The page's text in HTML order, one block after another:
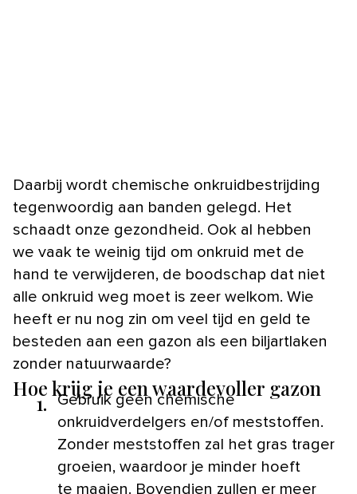
Daarbij wordt chemische onkruidbestrijding
tegenwoordig aan banden gelegd. Het
schaadt onze gezondheid. Ook al hebben
we vaak te weinig tijd om onkruid met de
hand te verwijderen, de boodschap dat niet
alle onkruid weg moet is zeer welkom. Wie
heeft er nu nog zin om veel tijd en geld te
besteden aan een gazon als een biljartlaken
zonder natuurwaarde?
Hoe krijg je een waardevoller gazon
1.
Gebruik geen chemische
onkruidverdelgers en/of meststoffen.
Zonder meststoffen zal het gras trager
groeien, waardoor je minder hoeft
te maaien. Bovendien zullen er meer